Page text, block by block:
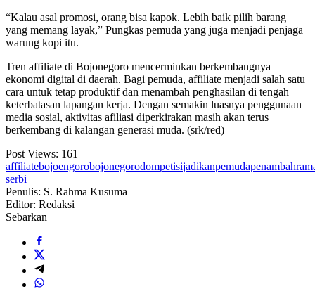
“Kalau asal promosi, orang bisa kapok. Lebih baik pilih barang
yang memang layak,” Pungkas pemuda yang juga menjadi penjaga
warung kopi itu.
Tren affiliate di Bojonegoro mencerminkan berkembangnya
ekonomi digital di daerah. Bagi pemuda, affiliate menjadi salah satu
cara untuk tetap produktif dan menambah penghasilan di tengah
keterbatasan lapangan kerja. Dengan semakin luasnya penggunaan
media sosial, aktivitas afiliasi diperkirakan masih akan terus
berkembang di kalangan generasi muda. (srk/red)
Post Views: 161
affiliatebojoengorobojonegorodompetisijadikanpemudapenambah
serbi
Penulis: S. Rahma Kusuma
Editor: Redaksi
Sebarkan